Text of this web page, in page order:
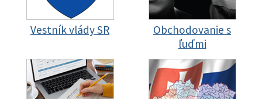
Vestník vlády SR
Obchodovanie s
ľuďmi